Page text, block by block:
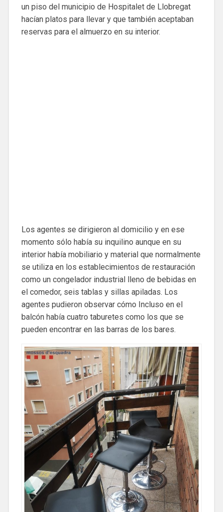
un piso del municipio de Hospitalet de Llobregat
hacían platos para llevar y que también aceptaban
reservas para el almuerzo en su interior.
Los agentes se dirigieron al domicilio y en ese
momento sólo había su inquilino aunque en su
interior había mobiliario y material que normalmente
se utiliza en los establecimientos de restauración
como un congelador industrial lleno de bebidas en
el comedor, seis tablas y sillas apiladas. Los
agentes pudieron observar cómo Incluso en el
balcón había cuatro taburetes como los que se
pueden encontrar en las barras de los bares.